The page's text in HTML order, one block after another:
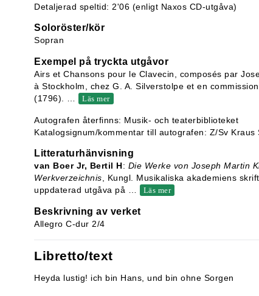
Detaljerad speltid: 2'06 (enligt Naxos CD-utgåva)
Soloröster/kör
Sopran
Exempel på tryckta utgåvor
Airs et Chansons pour le Clavecin, composés par
à Stockholm, chez G. A. Silverstolpe et en
(1796).
Läs mer
Autografen återfinns: Musik- och teaterbiblioteket
Katalogsignum/kommentar till autografen: Z/Sv Kraus
Litteraturhänvisning
van Boer Jr, Bertil H: Die Werke von Joseph Martin
Werkverzeichnis , Kungl. Musikaliska akademiens
uppdaterad utgåva på
Läs mer
Beskrivning av verket
Allegro C-dur 2/4
Libretto/text
Heyda lustig! ich bin Hans, und bin ohne Sorgen